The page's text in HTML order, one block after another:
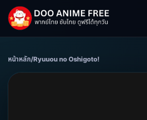
หน้าหลัก/Ryuuou no Oshigoto!